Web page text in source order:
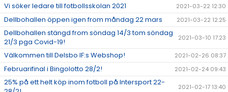
Vi söker ledare till fotbollsskolan 2021 2021-03-22 12:30
Dellbohallen öppen igen from måndag 22 mars 2021-03-22 12:25
Dellbohallen stängd from söndag 14/3 tom söndag
21/3 pga Covid-19!
2021-03-10 17:23
Välkommen till Delsbo IF:s Webshop! 2021-02-26 08:37
Februarifinal i Bingolotto 28/2! 2021-02-24 09:43
25% på ett helt köp inom fotboll på Intersport 22-
2021-02-17 13:40